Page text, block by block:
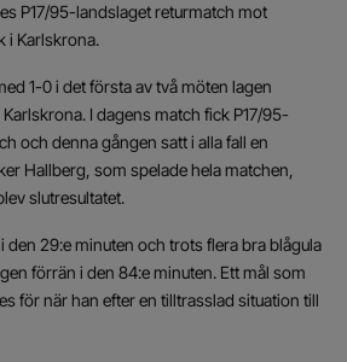
P17/95-landslaget returmatch mot
i Karlskrona.
1-0 i det första av två möten lagen
I dagens match fick P17/95-
och denna gången satt i alla fall en
Hallberg, som spelade hela matchen,
slutresultatet.
den 29:e minuten och trots flera bra blågula
förrän i den 84:e minuten. Ett mål som
för när han efter en tilltrasslad situation till